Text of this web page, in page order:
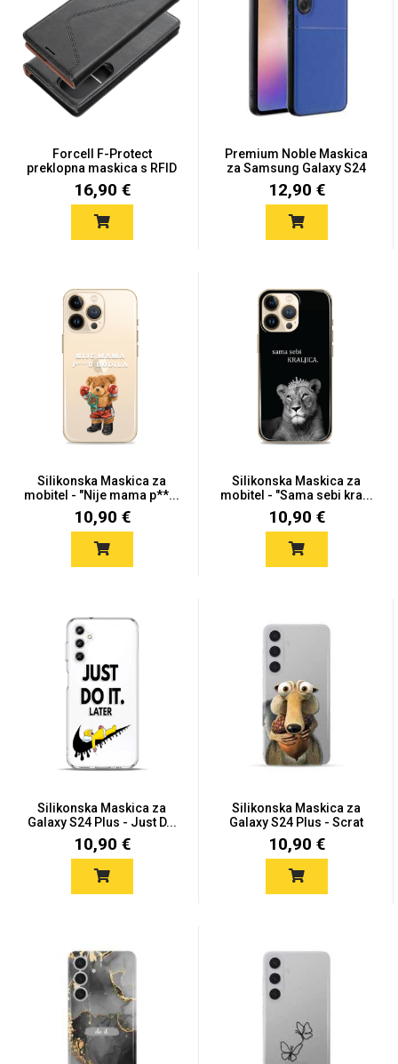
Forcell F-Protect
preklopna maskica s RFID
zaš...
16,90 €
Premium Noble Maskica
za Samsung Galaxy S24
Pl...
12,90 €
Silikonska Maskica za
mobitel - "Nije mama p**...
10,90 €
Silikonska Maskica za
mobitel - "Sama sebi kra...
10,90 €
Silikonska Maskica za
Galaxy S24 Plus - Just D...
10,90 €
Silikonska Maskica za
Galaxy S24 Plus - Scrat
10,90 €